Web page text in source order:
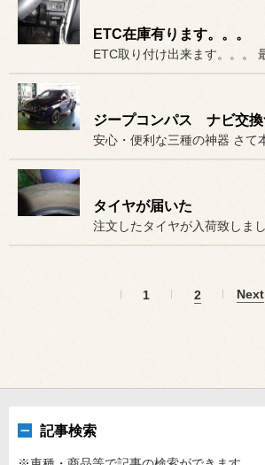
ETC在庫有ります。。。
タイヤが届いた
1 2 Next
記事検索